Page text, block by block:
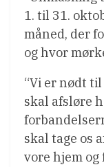
1. til 31.
måned, der
og hvor
“Vi er nødt
skal afsløre
skal tage os
vore hjem og